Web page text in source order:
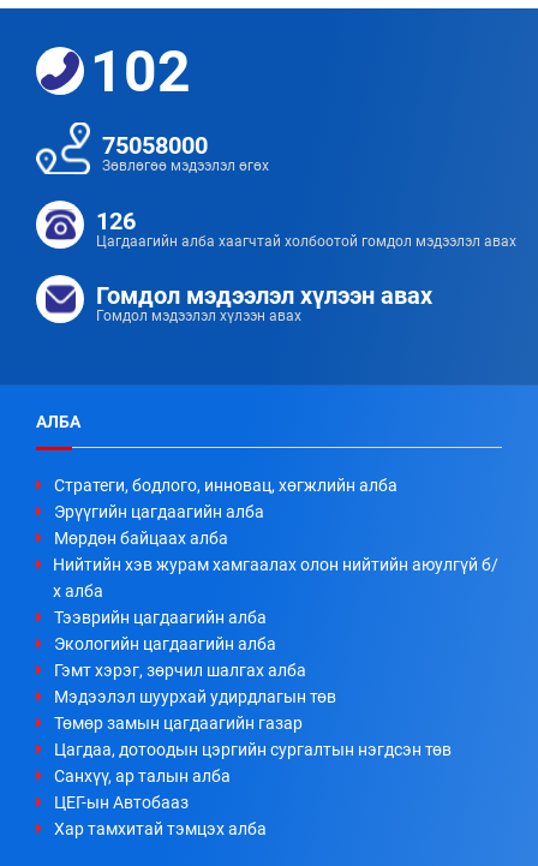
102
75058000
Зөвлөгөө мэдээлэл өгөх
126
Цагдаагийн алба хаагчтай холбоотой гомдол мэдээлэл авах
Гомдол мэдээлэл хүлээн авах
Гомдол мэдээлэл хүлээн авах
АЛБА
Стратеги, бодлого, инновац, хөгжлийн алба
Эрүүгийн цагдаагийн алба
Мөрдөн байцаах алба
Нийтийн хэв журам хамгаалах олон нийтийн аюулгүй б/
х алба
Тээврийн цагдаагийн алба
Экологийн цагдаагийн алба
Гэмт хэрэг, зөрчил шалгах алба
Мэдээлэл шуурхай удирдлагын төв
Төмөр замын цагдаагийн газар
Цагдаа, дотоодын цэргийн сургалтын нэгдсэн төв
Санхүү, ар талын алба
ЦЕГ-ын Автобааз
Хар тамхитай тэмцэх алба